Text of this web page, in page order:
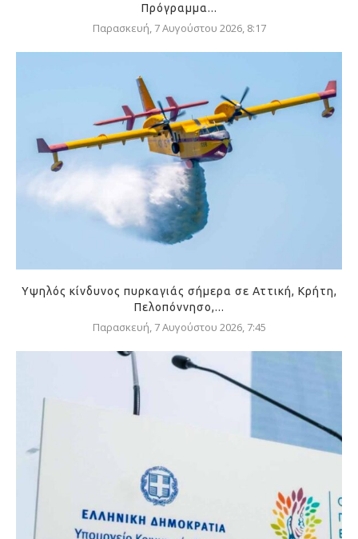
Πρόγραμμα...
Παρασκευή, 7 Αυγούστου 2026, 8:17
Υψηλός κίνδυνος πυρκαγιάς σήμερα σε Αττική, Κρήτη,
Πελοπόννησο,...
Παρασκευή, 7 Αυγούστου 2026, 7:45